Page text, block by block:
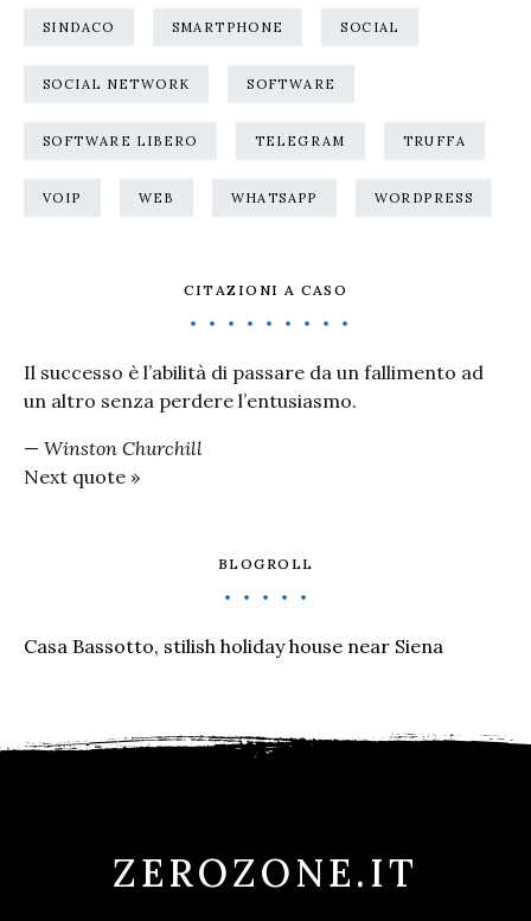
SINDACO SMARTPHONE SOCIAL
SOCIAL NETWORK SOFTWARE
SOFTWARE LIBERO TELEGRAM TRUFFA
VOIP WEB WHATSAPP WORDPRESS
CITAZIONI A CASO
Il successo è l’abilità di passare da un fallimento ad
un altro senza perdere l’entusiasmo.
— Winston Churchill
Next quote »
BLOGROLL
Casa Bassotto, stilish holiday house near Siena
ZEROZONE.IT